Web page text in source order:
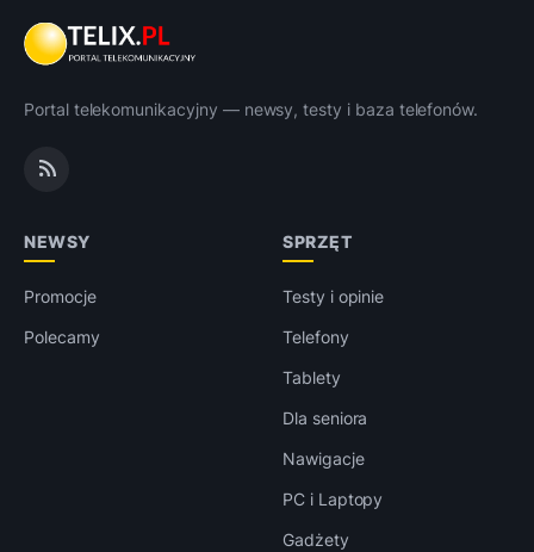
Portal telekomunikacyjny — newsy, testy i baza telefonów.
NEWSY
Promocje
Polecamy
SPRZĘT
Testy i opinie
Telefony
Tablety
Dla seniora
Nawigacje
PC i Laptopy
Gadżety